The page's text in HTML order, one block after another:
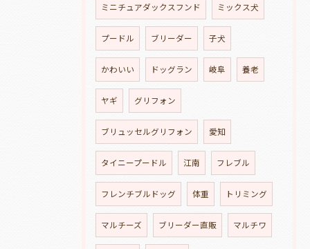
ミニチュアダックスフンド ミックス犬
プードル ブリーダー 子犬
かわいい ドッグラン 岐阜 養老
ヤギ グリフォン
ブリュッセルグリフォン 愛知
タイニープードル 江南 フレブル
フレンチブルドッグ 体重 トリミング
マルチーズ ブリーダー直販 マルチワ